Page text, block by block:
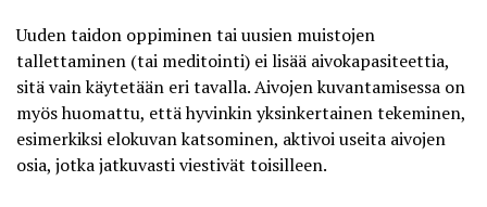
Uuden taidon oppiminen tai uusien muistojen
tallettaminen (tai meditointi) ei lisää aivokapasiteettia,
sitä vain käytetään eri tavalla. Aivojen kuvantamisessa on
myös huomattu, että hyvinkin yksinkertainen tekeminen,
esimerkiksi elokuvan katsominen, aktivoi useita aivojen
osia, jotka jatkuvasti viestivät toisilleen.